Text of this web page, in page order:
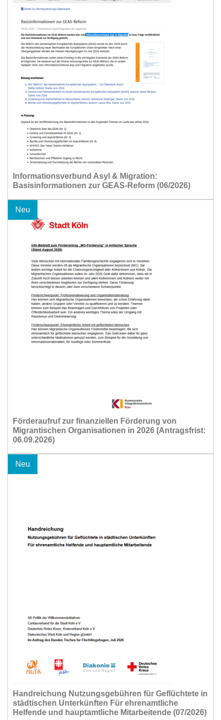
Informationsverbund Asyl & Migration:
Basisinformationen zur GEAS-Reform (06/2026)
Neu
Förderaufruf zur finanziellen Förderung von
Migrantischen Organisationen in 2026 (Antragsfrist:
06.09.2026)
Neu
Handreichung Nutzungsgebühren für Geflüchtete in
städtischen Unterkünften Für ehrenamtliche
Helfende und hauptamtliche Mitarbeitende (07/2026)